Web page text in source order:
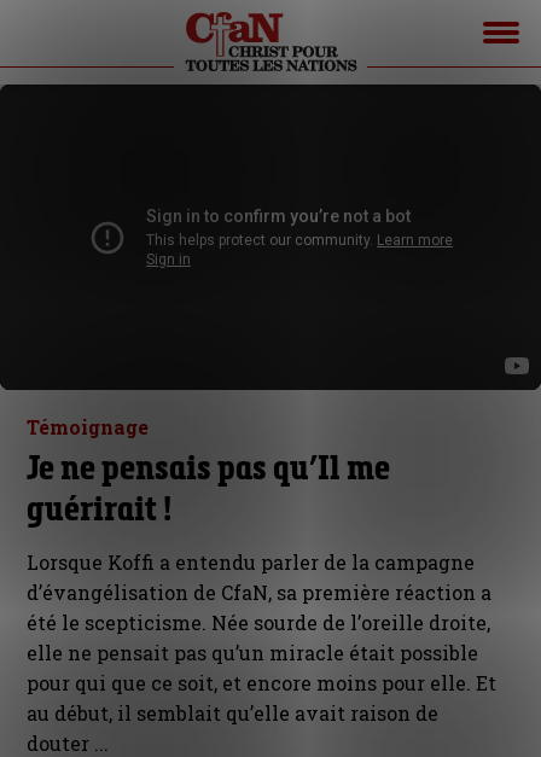
Témoignage
Je ne pensais pas qu’Il me
guérirait !
Lorsque Koffi a entendu parler de la campagne
d’évangélisation de CfaN, sa première réaction a
été le scepticisme. Née sourde de l’oreille droite,
elle ne pensait pas qu’un miracle était possible
pour qui que ce soit, et encore moins pour elle. Et
au début, il semblait qu’elle avait raison de
douter ...